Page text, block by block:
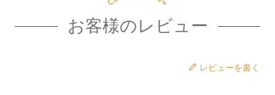
合金 真鍮
まで同梱可能お客様のレビュー
レビューを書く